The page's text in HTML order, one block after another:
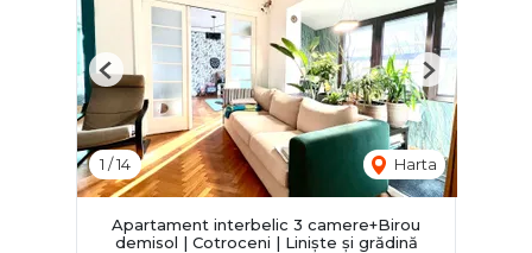
1 /14 Harta
Previous Next
Apartament interbelic 3 camere+Birou
demisol | Cotroceni | Liniște și grădină